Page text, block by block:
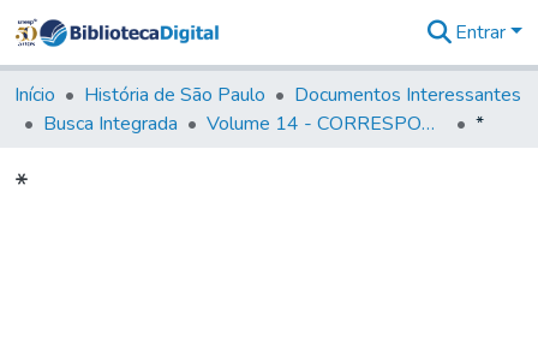
&
Coleções
Tudo na
Entrar
Início História de São Paulo
Documentos Interessantes
Busca Integrada
Volume 14 - CORRESPONDENCIAS DIVERSAS *
*